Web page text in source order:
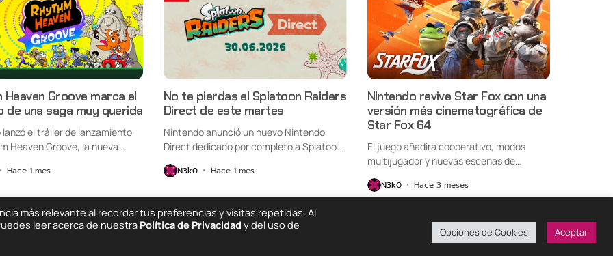
Heaven Groove marca el
de una saga muy querida
el tráiler de lanzamiento
Heaven Groove, la nueva...
Hace 1 mes
No te pierdas el Splatoon Raiders
Direct de este martes
Nintendo anunció un nuevo Nintendo
Direct dedicado por completo a Splatoon
N3k0 Hace 1 mes
Nintendo revive Star Fox con una
versión más cinematográfica de
Star Fox 64
El juego añadirá cooperativo, modos
multijugador y nuevas escenas de
N3k0 Hace 3 meses
Políticas De Privacidad¡Colabora!
más relevante al recordar tus preferencias y visitas repetidas. Al
leer acerca de nuestra Política de Privacidad y del uso de
Opciones de Cookies Aceptar